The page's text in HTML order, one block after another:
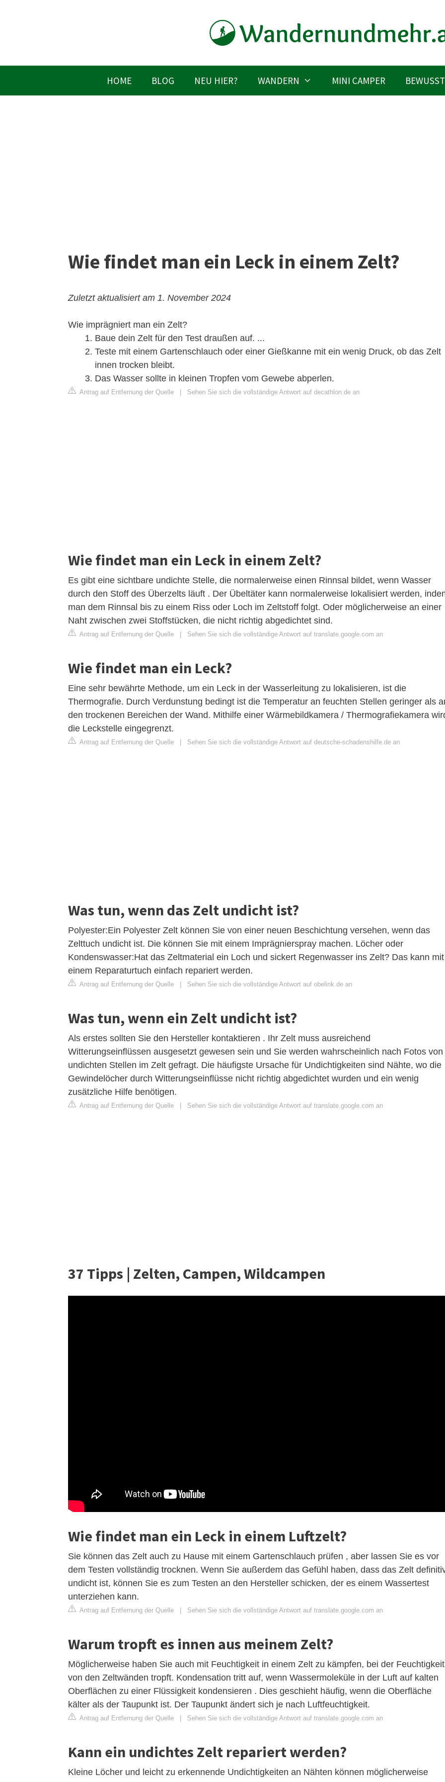
HOME BLOG NEU HIER? WANDERN MINI CAMPER
Wie findet man ein Leck in einem Zelt?
Zuletzt aktualisiert am 1. November 2024
Wie imprägniert man ein Zelt?
Baue dein Zelt für den Test draußen auf. ...
Teste mit einem Gartenschlauch oder einer Gießkanne mit ein wenig Druck, ob das Zelt
innen trocken bleibt.
Das Wasser sollte in kleinen Tropfen vom Gewebe abperlen.
Antrag auf Entfernung der Quelle Sehen Sie sich die vollständige Antwort auf decathlon.de an
Wie findet man ein Leck in einem Zelt?
Es gibt eine sichtbare undichte Stelle, die normalerweise einen Rinnsal bildet, wenn Wasser
durch den Stoff des Überzelts läuft . Der Übeltäter kann normalerweise lokalisiert werden,
man dem Rinnsal bis zu einem Riss oder Loch im Zeltstoff folgt. Oder möglicherweise an einer
Naht zwischen zwei Stoffstücken, die nicht richtig abgedichtet sind.
Antrag auf Entfernung der Quelle Sehen Sie sich die vollständige Antwort auf translate.google.com an
Wie findet man ein Leck?
Eine sehr bewährte Methode, um ein Leck in der Wasserleitung zu lokalisieren, ist die
Thermografie. Durch Verdunstung bedingt ist die Temperatur an feuchten Stellen geringer als
den trockenen Bereichen der Wand. Mithilfe einer Wärmebildkamera / Thermografiekamera
die Leckstelle eingegrenzt.
Antrag auf Entfernung der Quelle Sehen Sie sich die vollständige Antwort auf deutsche-schadenshilfe.de an
Was tun, wenn das Zelt undicht ist?
Polyester:Ein Polyester Zelt können Sie von einer neuen Beschichtung versehen, wenn das
Zelttuch undicht ist. Die können Sie mit einem Imprägnierspray machen. Löcher oder
Kondenswasser:Hat das Zeltmaterial ein Loch und sickert Regenwasser ins Zelt? Das kann mit
einem Reparaturtuch einfach repariert werden.
Antrag auf Entfernung der Quelle Sehen Sie sich die vollständige Antwort auf obelink.de an
Was tun, wenn ein Zelt undicht ist?
Als erstes sollten Sie den Hersteller kontaktieren . Ihr Zelt muss ausreichend
Witterungseinflüssen ausgesetzt gewesen sein und Sie werden wahrscheinlich nach Fotos von
undichten Stellen im Zelt gefragt. Die häufigste Ursache für Undichtigkeiten sind Nähte, wo die
Gewindelöcher durch Witterungseinflüsse nicht richtig abgedichtet wurden und ein wenig
zusätzliche Hilfe benötigen.
Antrag auf Entfernung der Quelle Sehen Sie sich die vollständige Antwort auf translate.google.com an
37 Tipps | Zelten, Campen, Wildcampen
Wie findet man ein Leck in einem Luftzelt?
Sie können das Zelt auch zu Hause mit einem Gartenschlauch prüfen , aber lassen Sie es vor
dem Testen vollständig trocknen. Wenn Sie außerdem das Gefühl haben, dass das Zelt
undicht ist, können Sie es zum Testen an den Hersteller schicken, der es einem Wassertest
unterziehen kann.
Antrag auf Entfernung der Quelle | Sehen Sie sich die vollständige Antwort auf translate.google.com an
Warum tropft es innen aus meinem Zelt?
Möglicherweise haben Sie auch mit Feuchtigkeit in einem Zelt zu kämpfen, bei der Feuchtigkeit
von den Zeltwänden tropft. Kondensation tritt auf, wenn Wassermoleküle in der Luft auf kalten
Oberflächen zu einer Flüssigkeit kondensieren . Dies geschieht häufig, wenn die Oberfläche
kälter als der Taupunkt ist. Der Taupunkt ändert sich je nach Luftfeuchtigkeit.
Antrag auf Entfernung der Quelle | Sehen Sie sich die vollständige Antwort auf translate.google.com an
Kann ein undichtes Zelt repariert werden?
Kleine Löcher und leicht zu erkennende Undichtigkeiten an Nähten können möglicherweise